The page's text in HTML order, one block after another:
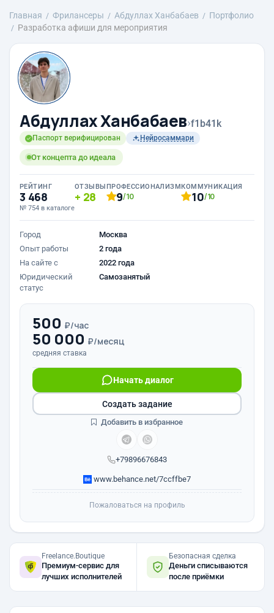
Главная Фрилансеры Абдуллах Ханбабаев
Портфолио
Разработка афиши для мероприятия
Абдуллах Ханбабаев›f1b41k
Паспорт верифицирован Нейросаммари
От концепта до идеала
РЕЙТИНГ
3 468
№ 754 в каталоге
ОТЗЫВЫ
28
ПРОФЕССИОНАЛИЗМ
9/10
КОММУНИКАЦИЯ
10/10
Город
Москва
Опыт работы
2 года
На сайте с
2022 года
Юридический
статус
Самозанятый
500 ₽/час
50 000 ₽/месяц
средняя ставка
+79896676843
Начать диалог
www.behance.net/7ccffbe7
Создать задание
Добавить в избранное
Пожаловаться на профиль
Freelance.Boutique
Премиум-сервис для
лучших исполнителей
Безопасная сделка
Деньги списываются
после приёмки